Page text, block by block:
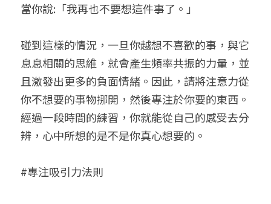
團隊訓練營
五行八字線上班
當你說:「我再也不要想這件事了。」
碰到這樣的情況，一旦你越想不喜歡的事，與它
息息相關的思維，就會產生頻率共振的力量，並
且激發出更多的負面情緒。因此，請將注意力從
你不想要的事物挪開，然後專注於你要的東西。
經過一段時間的練習，你就能從自己的感受去分
辨，心中所想的是不是你真心想要的。
#專注吸引力法則